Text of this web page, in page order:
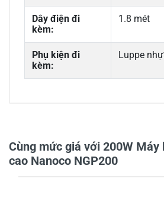
Dây điện đi
kèm:
1.8 mét
Phụ kiện đi
kèm:
Luppe
Cùng mức giá với 200W
cao Nanoco NGP200